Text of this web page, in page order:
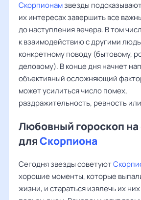
Скорпионамзвезды
их интересах завершить все
до наступления вечера. В том
к взаимодействию с другими
конкретному поводу (бытовому,
деловому). В конце дня начнет
объективный осложняющий
может усилиться число помех,
раздражительность, ревность
Любовный гороскоп на
дляСкорпиона
Сегодня звезды советуют
хорошие моменты, которые
жизни, и стараться извлечь их